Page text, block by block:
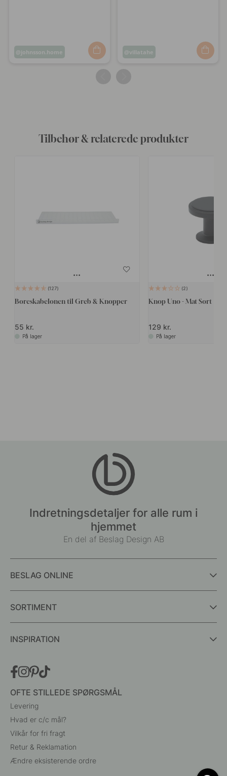
Opslag
johnsson.home
Opslag
villatahe
Tilbehør & relaterede produkter
127
Boreskabelonen til Greb & Knopper
55 kr.
På lager
2
Knop Uno - Mat Sort
129 kr.
På lager
Indretningsdetaljer for alle rum i
hjemmet
En del af Beslag Design AB
BESLAG ONLINE
SORTIMENT
INSPIRATION
OFTE STILLEDE SPØRGSMÅL
Levering
Hvad er c/c mål?
Vilkår for fri fragt
Retur & Reklamation
Ændre eksisterende ordre